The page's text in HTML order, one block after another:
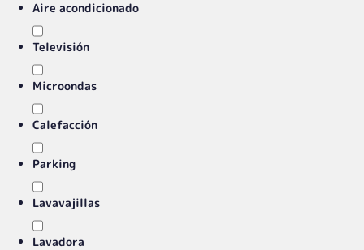
Aire acondicionado
Televisión
Microondas
Calefacción
Parking
Lavavajillas
Lavadora